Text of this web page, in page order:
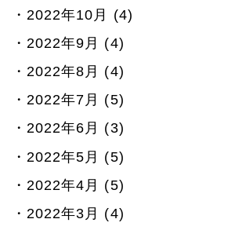
2022年10月 (4)
2022年9月 (4)
2022年8月 (4)
2022年7月 (5)
2022年6月 (3)
2022年5月 (5)
2022年4月 (5)
2022年3月 (4)